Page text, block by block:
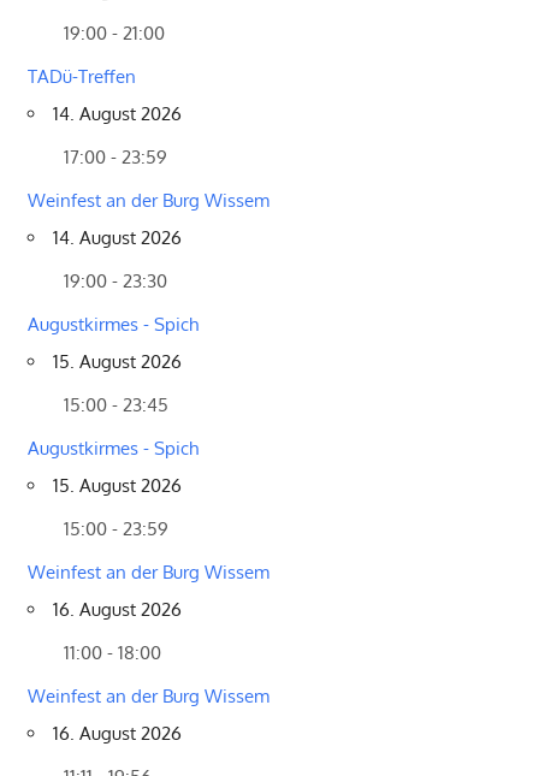
19:00 - 21:00
TADü-Treffen
14. August 2026
17:00 - 23:59
Weinfest an der Burg Wissem
14. August 2026
19:00 - 23:30
Augustkirmes - Spich
15. August 2026
15:00 - 23:45
Augustkirmes - Spich
15. August 2026
15:00 - 23:59
Weinfest an der Burg Wissem
16. August 2026
11:00 - 18:00
Weinfest an der Burg Wissem
16. August 2026